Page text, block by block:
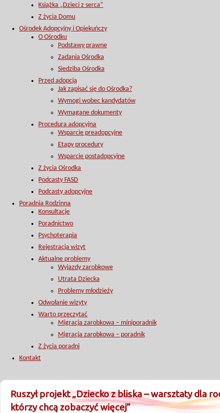
Książka „Dzieci z serca”
Z życia Domu
Ośrodek Adopcyjny i Opiekuńczy
O Ośrodku
Podstawy prawne
Zadania Ośrodka
Siedziba Ośrodka
Przed adopcją
Jak zapisać się do Ośrodka?
Wymogi wobec kandydatów
Wymagane dokumenty
Procedura adopcyjna
Wsparcie preadopcyjne
Etapy procedury
Wsparcie postadopcyjne
Z życia Ośrodka
Podcasty FASD
Podcasty adopcyjne
Poradnia Rodzinna
Konsultacje
Poradnictwo
Psychoterapia
Rejestracja wizyt
Aktualne problemy
Wyjazdy zarobkowe
Utrata Dziecka
Problemy młodzieży
Odwołanie wizyty
Warto przeczytać
Migracja zarobkowa – miniporadnik
Migracja zarobkowa – poradnik
Z życia poradni
Kontakt
Ruszył projekt „Dziecko z bliska – warsztaty dla
którzy chcą zobaczyć więcej”